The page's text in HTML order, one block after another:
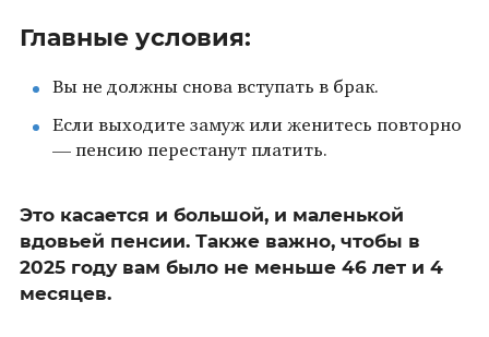
Главные условия:
Вы не должны снова вступать в брак.
Если выходите замуж или женитесь повторно
— пенсию перестанут платить.
Это касается и большой, и маленькой
вдовьей пенсии. Также важно, чтобы в
2025 году вам было не меньше 46 лет и 4
месяцев.